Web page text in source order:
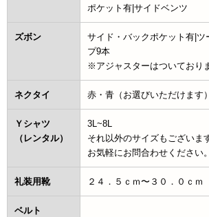
ポケット有|サイドベンツ
ズボン
サイド・バックポケット有|ツ
プ9本
※アジャスターはついており
ネクタイ 赤・青（お選びいただけます）
Ｙシャツ
（レンタル）
3L~8L
それ以外のサイズもございま
お気軽にお問合わせください。
礼装用靴 ２４．５ｃｍ〜３０．０ｃｍ
ベルト